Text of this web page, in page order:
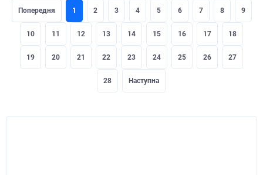
Попередня 1 2 3 4 5 6 7 8 9
10 11 12 13 14 15 16 17 18
19 20 21 22 23 24 25 26 27
28 Наступна